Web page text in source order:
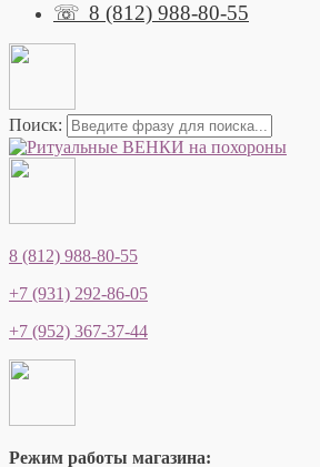
☏ 8 (812) 988-80-55
Поиск:
8 (812) 988-80-55
+7 (931) 292-86-05
+7 (952) 367-37-44
Режим работы магазина: